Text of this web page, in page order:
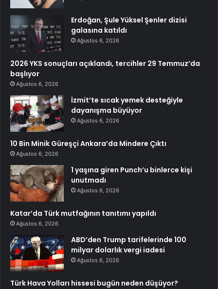
Erdoğan, Şule Yüksel Şenler dizisi
galasına katıldı
Ağustos 6, 2026
2026 YKS sonuçları açıklandı, tercihler 29 Temmuz’da
başlıyor
Ağustos 6, 2026
İzmit’te sıcak yemek desteğiyle
dayanışma büyüyor
Ağustos 6, 2026
10 Bin Minik Güreşçi Ankara’da Mindere Çıktı
Ağustos 6, 2026
1 yaşına giren Punch’u binlerce kişi
unutmadı
Ağustos 6, 2026
Katar’da Türk mutfağının tanıtımı yapıldı
Ağustos 6, 2026
ABD’den Trump tarifelerinde 100
milyar dolarlık vergi iadesi
Ağustos 6, 2026
Türk Hava Yolları hissesi bugün neden düşüyor?